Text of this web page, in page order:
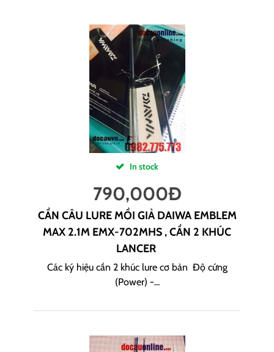
In stock
790,000Đ
CẦN CÂU LURE MỒI GIẢ DAIWA EMBLEM
MAX 2.1M EMX-702MHS , CẦN 2 KHÚC
LANCER
Các ký hiệu cần 2 khúc lure cơ bản Độ cứng
(Power) -...